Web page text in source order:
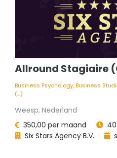
Allround Stagiaire
Business Psychology, Business
(...)
Weesp, Nederland
350,00 per maand
Six Stars Agency B.V.